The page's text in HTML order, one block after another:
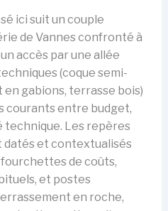
ici suit un couple
de Vannes confronté à
accès par une allée
(coque semi-
gabions, terrasse bois)
courants entre budget,
Les repères
et contextualisés
de coûts,
et postes
en roche,